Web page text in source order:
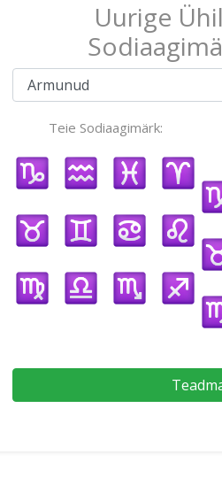
Uurige
Teie Sodiaagimärk: